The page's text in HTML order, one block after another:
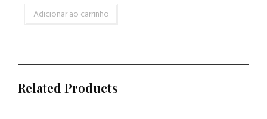
Adicionar ao carrinho
Related Products